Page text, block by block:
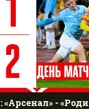
-